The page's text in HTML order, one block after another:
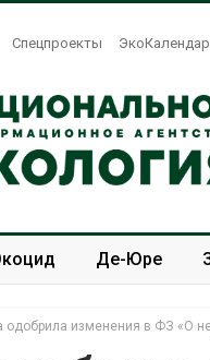
Спецпроекты
Де-Юре
одобрила изменения в ФЗ «О